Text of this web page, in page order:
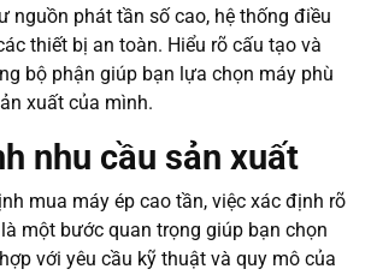
nguồn phát tần số cao, hệ thống điều
thiết bị an toàn. Hiểu rõ cấu tạo và
bộ phận giúp bạn lựa chọn máy phù
xuất của mình.
nhu cầu sản xuất
mua máy ép cao tần, việc xác định rõ
một bước quan trọng giúp bạn chọn
với yêu cầu kỹ thuật và quy mô của